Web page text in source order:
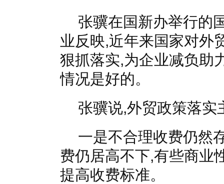
张骥在国新办举行的
业反映,近年来国家对外
狠抓落实,为企业减负助
情况是好的。
张骥说,外贸政策落实
一是不合理收费仍然
费仍居高不下,有些商业
提高收费标准。